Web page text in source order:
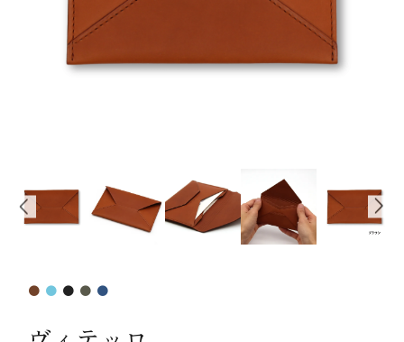
お気に入りを見る
ガイドライン